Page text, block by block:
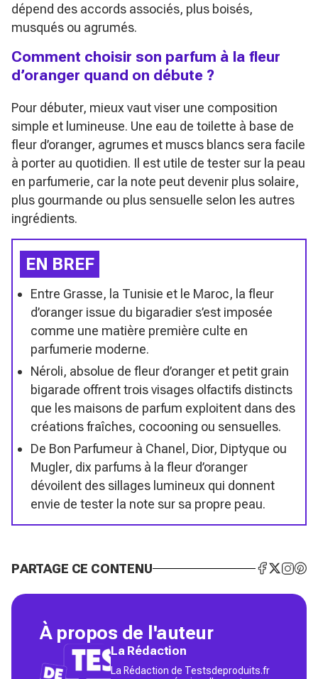
dépend des accords associés, plus boisés,
musqués ou agrumés.
Comment choisir son parfum à la fleur
d’oranger quand on débute ?
Pour débuter, mieux vaut viser une composition
simple et lumineuse. Une eau de toilette à base de
fleur d’oranger, agrumes et muscs blancs sera facile
à porter au quotidien. Il est utile de tester sur la peau
en parfumerie, car la note peut devenir plus solaire,
plus gourmande ou plus sensuelle selon les autres
ingrédients.
EN BREF
Entre Grasse, la Tunisie et le Maroc, la fleur
d’oranger issue du bigaradier s’est imposée
comme une matière première culte en
parfumerie moderne.
Néroli, absolue de fleur d’oranger et petit grain
bigarade offrent trois visages olfactifs distincts
que les maisons de parfum exploitent dans des
créations fraîches, cocooning ou sensuelles.
De Bon Parfumeur à Chanel, Dior, Diptyque ou
Mugler, dix parfums à la fleur d’oranger
dévoilent des sillages lumineux qui donnent
envie de tester la note sur sa propre peau.
PARTAGE CE CONTENU
À propos de l'auteur
La Rédaction
La Rédaction de Testsdeproduits.fr